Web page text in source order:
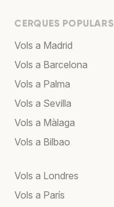
CERQUES POPULARS
Vols a Madrid
Vols a Barcelona
Vols a Palma
Vols a Sevilla
Vols a Màlaga
Vols a Bilbao
Vols a Londres
Vols a París